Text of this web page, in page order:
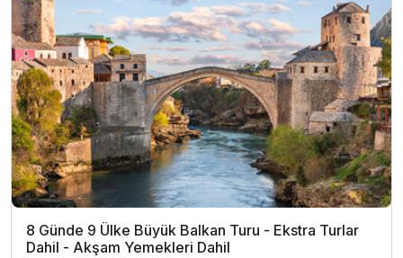
8 Günde 9 Ülke Büyük Balkan Turu - Ekstra Turlar
Dahil - Akşam Yemekleri Dahil